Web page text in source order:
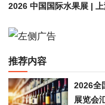
推荐内容
2026全
展览会